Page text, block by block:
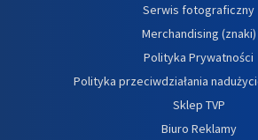
Serwis fotograficzny
Merchandising (znaki)
Polityka Prywatności
Polityka przeciwdziałania
Sklep TVP
Biuro Reklamy